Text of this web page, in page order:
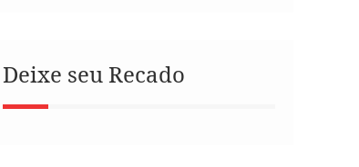
Deixe seu Recado